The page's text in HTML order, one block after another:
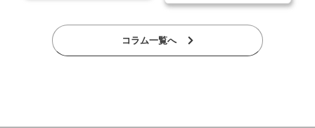
コラム一覧へ